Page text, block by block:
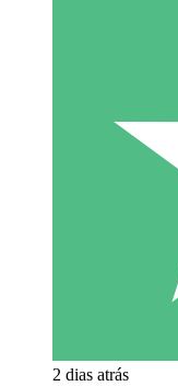
2 dias atrás